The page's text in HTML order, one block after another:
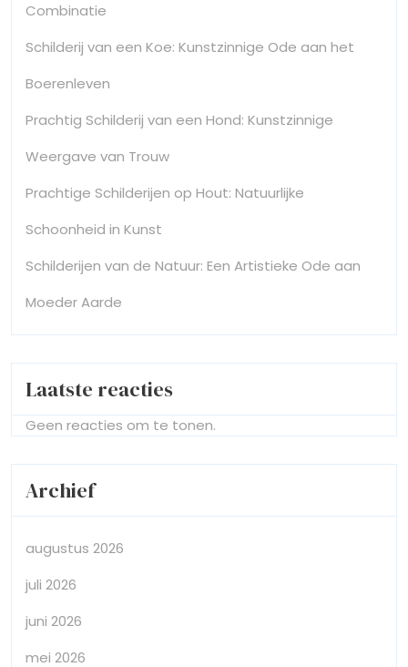
Combinatie
Schilderij van een Koe: Kunstzinnige Ode aan het
Boerenleven
Prachtig Schilderij van een Hond: Kunstzinnige
Weergave van Trouw
Prachtige Schilderijen op Hout: Natuurlijke
Schoonheid in Kunst
Schilderijen van de Natuur: Een Artistieke Ode aan
Moeder Aarde
Laatste reacties
Geen reacties om te tonen.
Archief
augustus 2026
juli 2026
juni 2026
mei 2026